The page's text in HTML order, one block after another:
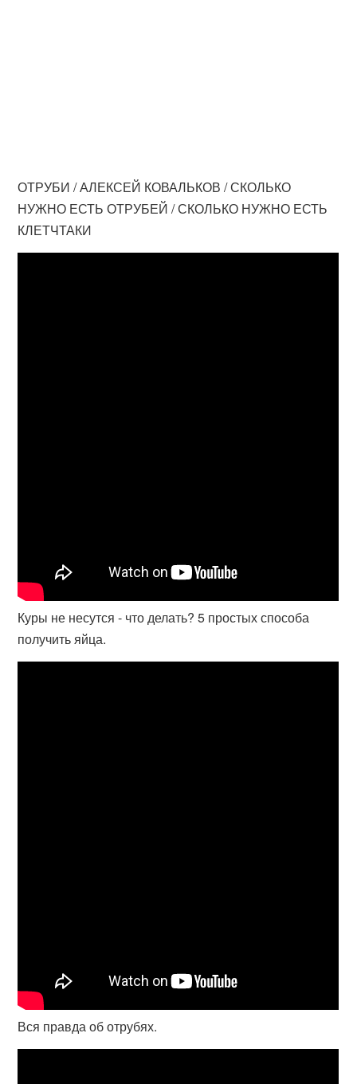
ОТРУБИ / АЛЕКСЕЙ КОВАЛЬКОВ / СКОЛЬКО
НУЖНО ЕСТЬ ОТРУБЕЙ / СКОЛЬКО НУЖНО ЕСТЬ
КЛЕТЧТАКИ
Куры не несутся - что делать? 5 простых способа
получить яйца.
Вся правда об отрубях.